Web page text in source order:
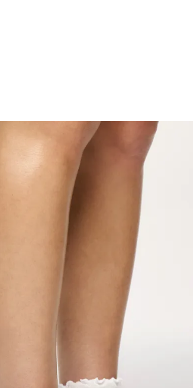
jeho obsahu, analýzou a
alebo Spravovať nastavenia cookies.
COOKIES